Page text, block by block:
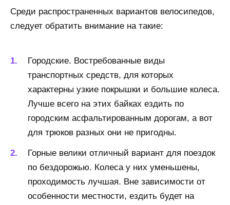
Среди распространенных вариантов велосипедов,
следует обратить внимание на такие:
Городские. Востребованные виды
транспортных средств, для которых
характерны узкие покрышки и большие колеса.
Лучше всего на этих байках ездить по
городским асфальтированным дорогам, а вот
для трюков разных они не пригодны.
Горные велики отличный вариант для поездок
по бездорожью. Колеса у них уменьшены,
проходимость лучшая. Вне зависимости от
особенности местности, ездить будет на